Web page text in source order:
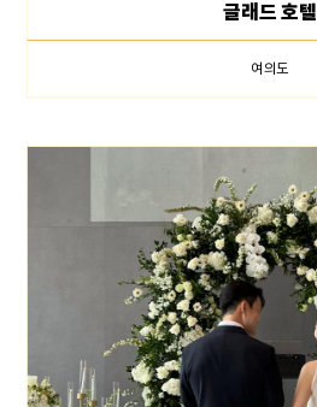
글래드 호텔
여의도